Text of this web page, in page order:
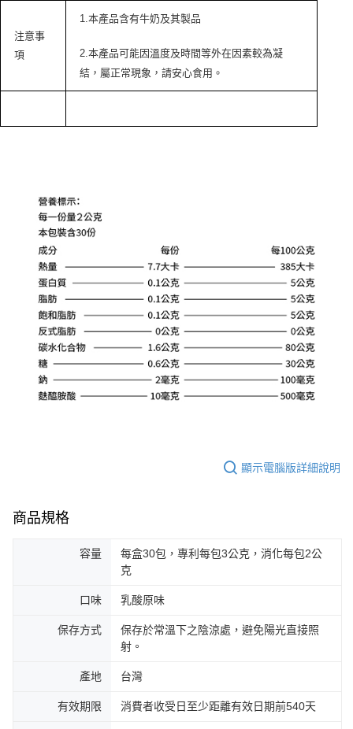
注意事
項
1.本產品含有牛奶及其製品
2.本產品可能因溫度及時間等外在因素較為凝
結，屬正常現象，請安心食用。
顯示電腦版詳細說明
商品規格
容量
每盒30包，專利每包3公克，消化每包2公
克
口味 乳酸原味
保存方式
保存於常溫下之陰涼處，避免陽光直接照
射。
產地 台灣
有效期限 消費者收受日至少距離有效日期前540天